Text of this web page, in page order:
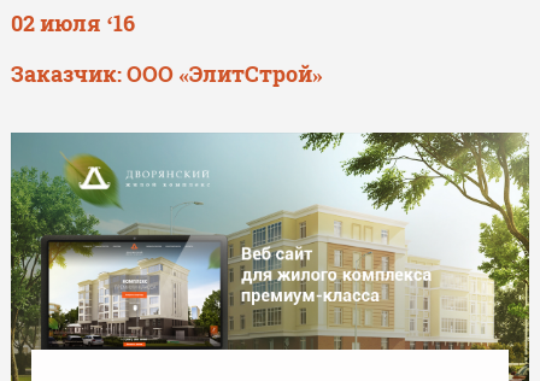
02 июля ‘16
Заказчик:ООО «ЭлитСтрой»